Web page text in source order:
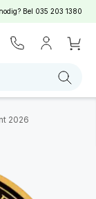
Bel 035 203 1380
2026